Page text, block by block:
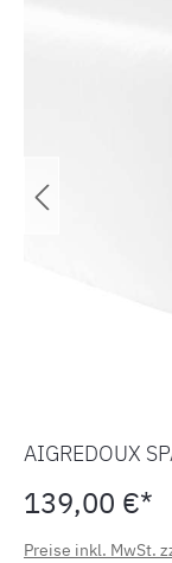
AIGREDOUX
139,00 €*
Preise inkl. MwSt.